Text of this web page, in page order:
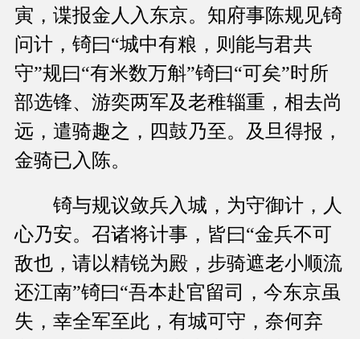
寅，谍报金人入东京。知府事陈规见锜
问计，锜曰“城中有粮，则能与君共
守”规曰“有米数万斛”锜曰“可矣”时所
部选锋、游奕两军及老稚辎重，相去尚
远，遣骑趣之，四鼓乃至。及旦得报，
金骑已入陈。
锜与规议敛兵入城，为守御计，人
心乃安。召诸将计事，皆曰“金兵不可
敌也，请以精锐为殿，步骑遮老小顺流
还江南”锜曰“吾本赴官留司，今东京虽
失，幸全军至此，有城可守，奈何弃